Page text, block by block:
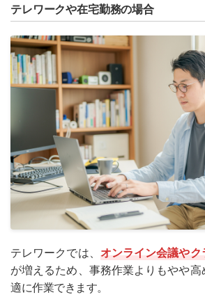
テレワークや在宅勤務の場合
テレワークでは、 オンライン会議や
が増えるため、事務作業よりもやや
適に作業できます。